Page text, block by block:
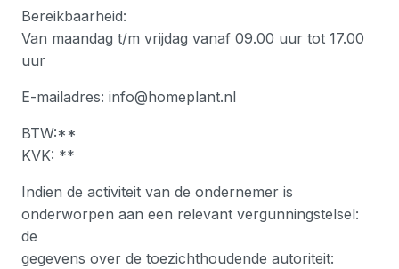
Bereikbaarheid:
Van maandag t/m vrijdag vanaf 09.00 uur tot 17.00
uur
E-mailadres: info@homeplant.nl
BTW:**
KVK: **
Indien de activiteit van de ondernemer is
onderworpen aan een relevant vergunningstelsel:
de
gegevens over de toezichthoudende autoriteit: